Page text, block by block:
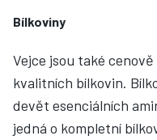
Bílkoviny
Vejce jsou také
kvalitních bílkovin.
devět esenciálních
jedná o kompletní